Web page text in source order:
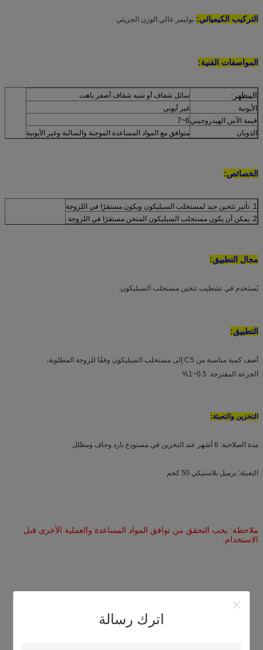
اترك رسالة
التركيب الكيميائي: بوليمر عالي الوزن الجزيئي
المواصفات الفنية:
المظهر:
سائل شفاف أو شبه شفاف أصفر باهت
الأيونية
غير أيوني
قيمة الأس الهيدروجيني6~7
الذوبان
متوافق مع المواد المساعدة الموجبة والسالبة وغير الأيونية
الخصائص:
1. تأثير تثخين جيد لمستحلب السيليكون ويكون مستقرًا في اللزوجة
2. يمكن أن يكون مستحلب السيليكون المثخن مستقرًا في اللزوجة
مجال التطبيق:
يُستخدم في تشطيب تثخين مستحلب السيليكون.
التطبيق:
أضف كمية مناسبة من CS إلى مستحلب السيليكون وفقًا للزوجة المطلوبة،
الجرعة المقترحة: 0.5~1%
التخزين والتعبئة:
مدة الصلاحية: 6 أشهر عند التخزين في مستودع بارد وجاف ومظلل
التعبئة: برميل بلاستيكي 50 كجم
ملاحظة: يجب التحقق من توافق المواد المساعدة والعملية الأخرى قبل
الاستخدام.